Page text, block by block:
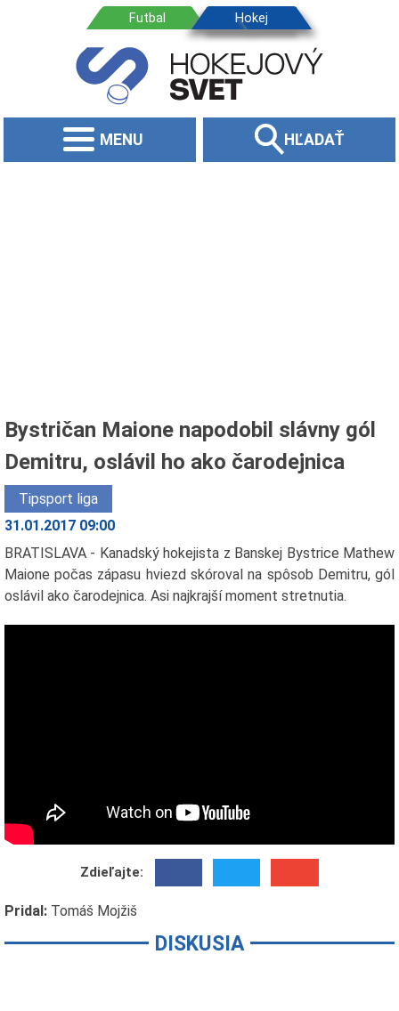
MENU HĽADAŤ
Bystričan Maione napodobil slávny gól
Demitru, oslávil ho ako čarodejnica
Tipsport liga
31.01.2017 09:00
BRATISLAVA - Kanadský hokejista z Banskej Bystrice Mathew
Maione počas zápasu hviezd skóroval na spôsob Demitru, gól
oslávil ako čarodejnica. Asi najkrajší moment stretnutia.
Zdieľajte:
Pridal: Tomáš Mojžiš
DISKUSIA